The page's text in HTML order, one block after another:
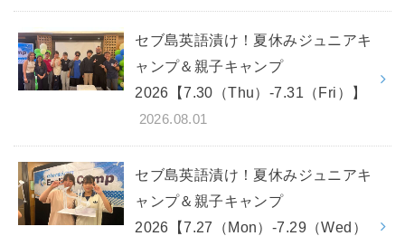
セブ島英語漬け！夏休みジュニアキ
ャンプ＆親子キャンプ
2026【7.30（Thu）-7.31（Fri）】
2026.08.01
セブ島英語漬け！夏休みジュニアキ
ャンプ＆親子キャンプ
2026【7.27（Mon）-7.29（Wed）